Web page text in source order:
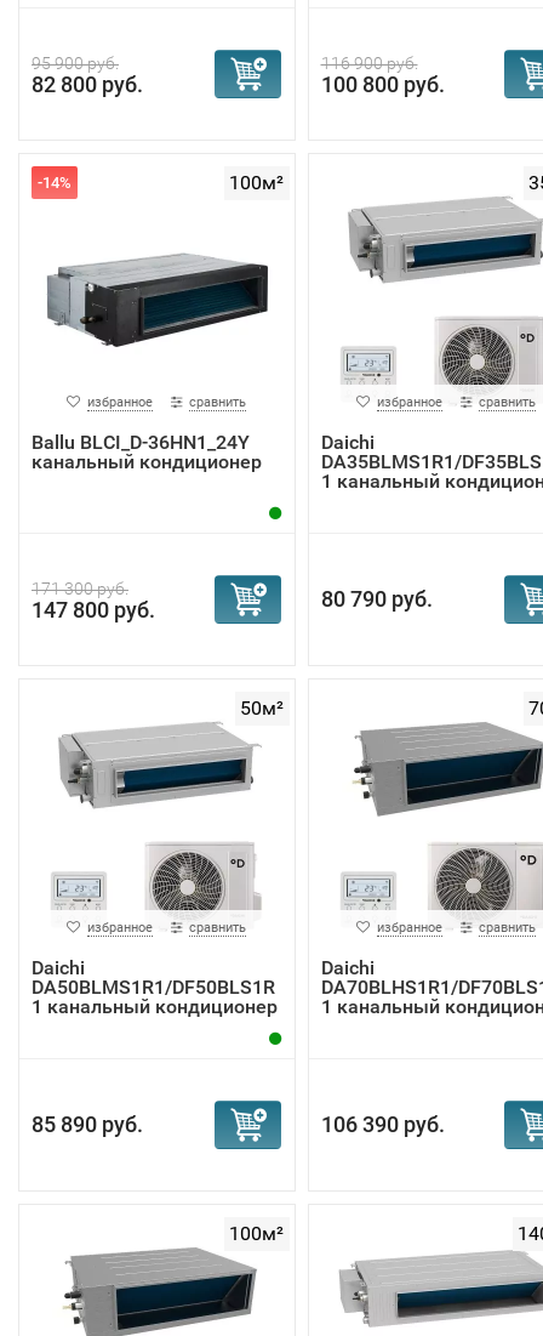
95 900 руб.
82 800 руб.
116 900 руб.
100 800 руб.
100м²
-14%
избранное сравнить
Ballu BLCI_D-36HN1_24Y
канальный кондиционер
171 300 руб.
147 800 руб.
избранное сравнить
Daichi
DA35BLMS1R1/
1 канальный
80 790 руб.
50м²
избранное сравнить
Daichi
DA50BLMS1R1/DF50BLS1R
1 канальный кондиционер
85 890 руб.
избранное сравнить
Daichi
DA70BLHS1R1/
1 канальный
106 390 руб.
100м²